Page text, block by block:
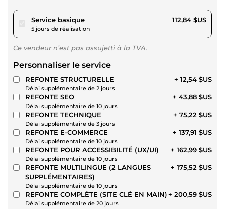
Service basiquepour 104,00 $US
5 jours de réalisation
112,84 $US
Ce vendeur n’est pas assujetti à la TVA.
Personnaliser le service
REFONTE STRUCTURELLE
Délai supplémentaire de 2 jours
+ 12,54 $US
REFONTE SEO
Délai supplémentaire de 10 jours
+ 43,88 $US
REFONTE TECHNIQUE
Délai supplémentaire de 3 jours
+ 75,22 $US
REFONTE E-COMMERCE
Délai supplémentaire de 10 jours
+ 137,91 $US
REFONTE POUR ACCESSIBILITÉ (UX/UI)
Délai supplémentaire de 10 jours
+ 162,99 $US
REFONTE MULTILINGUE (2 LANGUES
SUPPLÉMENTAIRES)
Délai supplémentaire de 10 jours
+ 175,52 $US
REFONTE COMPLÈTE (SITE CLÉ EN MAIN)
Délai supplémentaire de 20 jours
+ 200,59 $US